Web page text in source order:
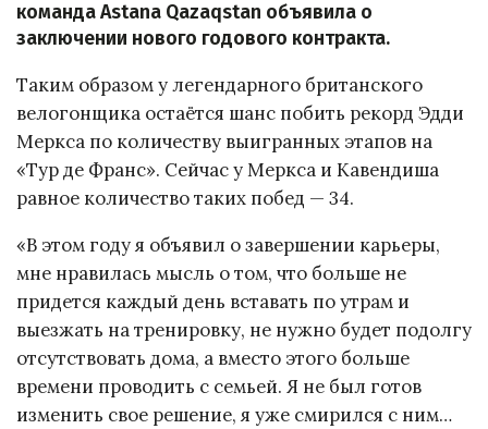
команда Astana Qazaqstan объявила о
заключении нового годового контракта.
Таким образом у легендарного британского
велогонщика остаётся шанс побить рекорд Эдди
Меркса по количеству выигранных этапов на
«Тур де Франс». Сейчас у Меркса и Кавендиша
равное количество таких побед — 34.
«В этом году я объявил о завершении карьеры,
мне нравилась мысль о том, что больше не
придется каждый день вставать по утрам и
выезжать на тренировку, не нужно будет подолгу
отсутствовать дома, а вместо этого больше
времени проводить с семьей. Я не был готов
изменить свое решение, я уже смирился с ним…